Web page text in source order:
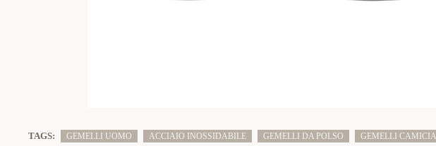
TAGS: GEMELLI UOMO ACCIAIO INOSSIDABILE GEMELLI DA POLSO
GEMELLI CAMICIA